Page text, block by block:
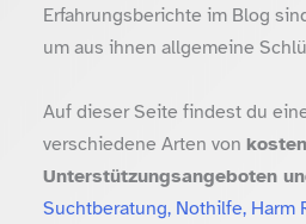
Erfahrungsberichte im Blog
um aus ihnen allgemeine
Auf dieser Seite findest du
verschiedene Arten von
Unterstützungsangeboten
Suchtberatung, Nothilfe, Harm